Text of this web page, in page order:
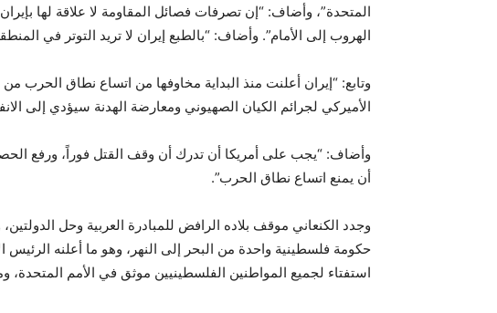
المتحدة”، وأضاف: “إن تصرفات فصائل المقاومة لا علاقة لها
الهروب إلى الأمام”. وأضاف: “بالطبع إيران لا تريد التوتر في
وتابع: “إيران أعلنت منذ البداية مخاوفها من اتساع نطاق الحرب
الأميركي لجرائم الكيان الصهيوني ومعارضة الهدنة سيؤدي إلى
وأضاف: “يجب على أمريكا أن تدرك أن وقف القتل فوراً، ورفع
أن يمنع اتساع نطاق الحرب”.
وجدد الكنعاني موقف بلاده الرافض للمبادرة العربية وحل
حكومة فلسطينية واحدة من البحر إلى النهر، وهو ما أعلنه الرئيس
استفتاء لجميع المواطنين الفلسطينيين موثق في الأمم المتحدة،